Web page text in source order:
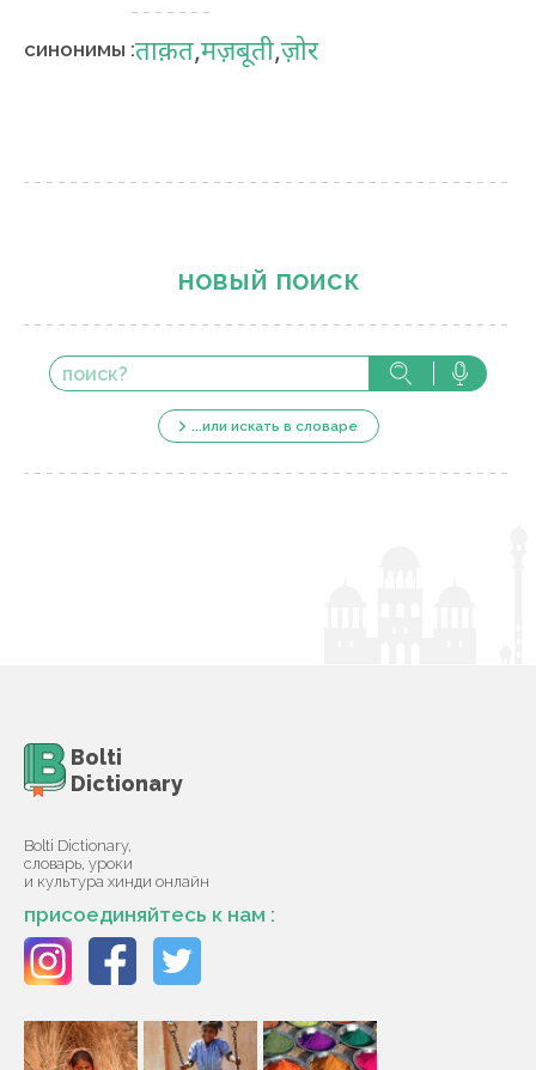
синонимы :ताक़त,मज़बूती,ज़ोर
новый поиск
...или искать в словаре
Bolti
Dictionary
Bolti Dictionary,
словарь, уроки
и культура хинди онлайн
присоединяйтесь к нам :